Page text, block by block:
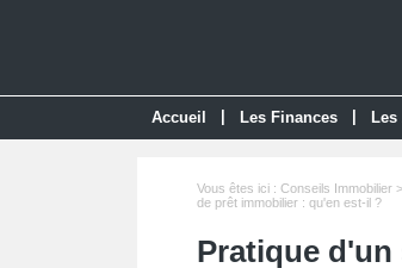
Accueil Les Finances
Vous êtes ici : Conseils Immobilier>
de prêt immobilier : qu'en est-il ?
Pratique d'un